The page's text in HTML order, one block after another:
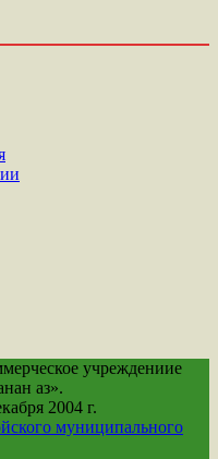
учреждениие
аз».
2004 г.
муниципального